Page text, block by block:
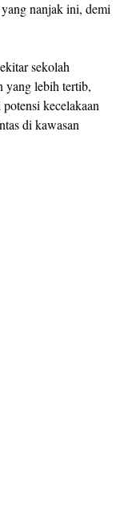
nanjak ini, demi
sekolah
yang lebih tertib,
kecelakaan
di kawasan